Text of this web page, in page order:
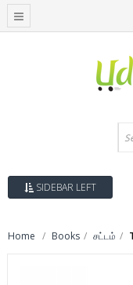
SIDEBAR LEFT
Home Books சட்டம்